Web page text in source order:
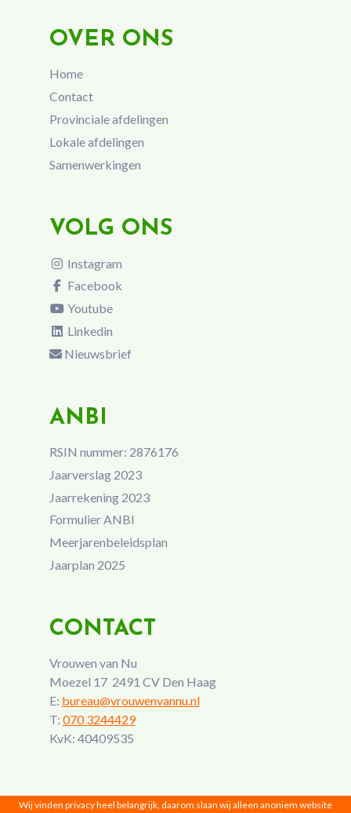
OVER ONS
Home
Contact
Provinciale afdelingen
Lokale afdelingen
Samenwerkingen
VOLG ONS
Instagram
Facebook
Youtube
Linkedin
Nieuwsbrief
ANBI
RSIN nummer: 2876176
Jaarverslag 2023
Jaarrekening 2023
Formulier ANBI
Meerjarenbeleidsplan
Jaarplan 2025
CONTACT
Vrouwen van Nu
Moezel 17 2491 CV Den Haag
E: bureau@vrouwenvannu.nl
T: 070 3244429
KvK: 40409535
Wij vinden privacy heel belangrijk, daarom slaan wij alleen anoniem website